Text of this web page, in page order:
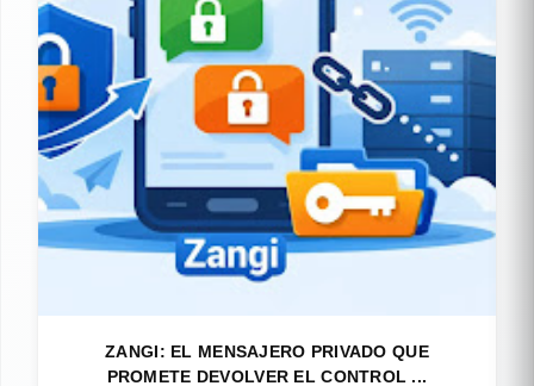
ZANGI: EL MENSAJERO PRIVADO QUE
PROMETE DEVOLVER EL CONTROL ...